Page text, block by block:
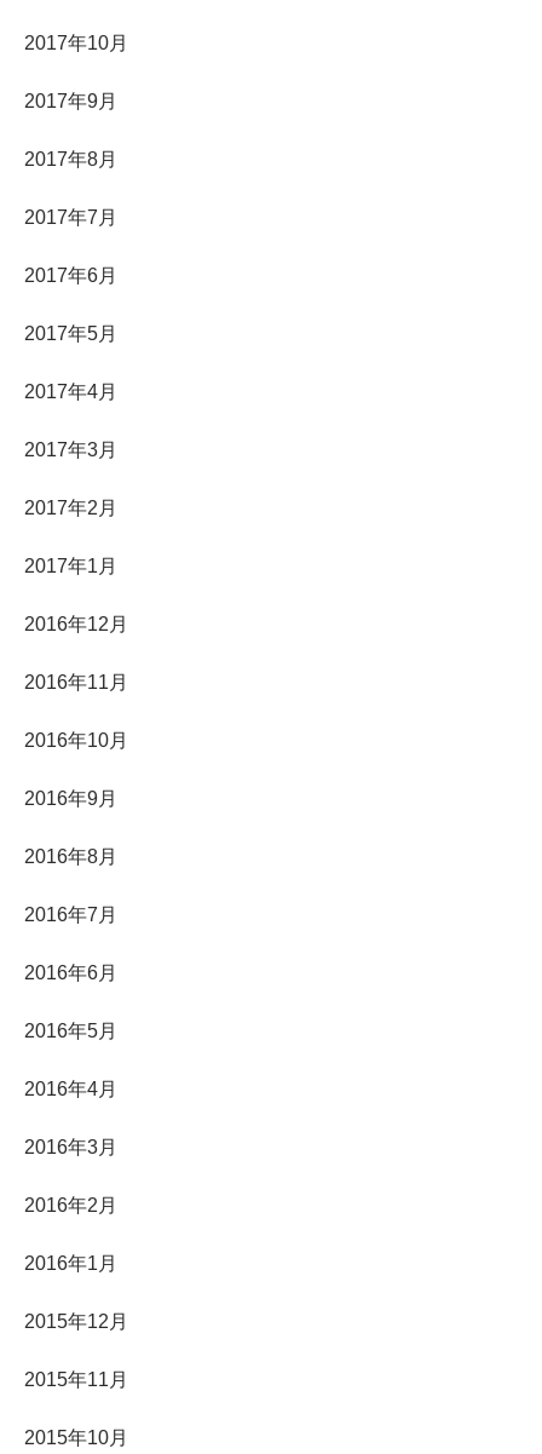
2017年10月
2017年9月
2017年8月
2017年7月
2017年6月
2017年5月
2017年4月
2017年3月
2017年2月
2017年1月
2016年12月
2016年11月
2016年10月
2016年9月
2016年8月
2016年7月
2016年6月
2016年5月
2016年4月
2016年3月
2016年2月
2016年1月
2015年12月
2015年11月
2015年10月